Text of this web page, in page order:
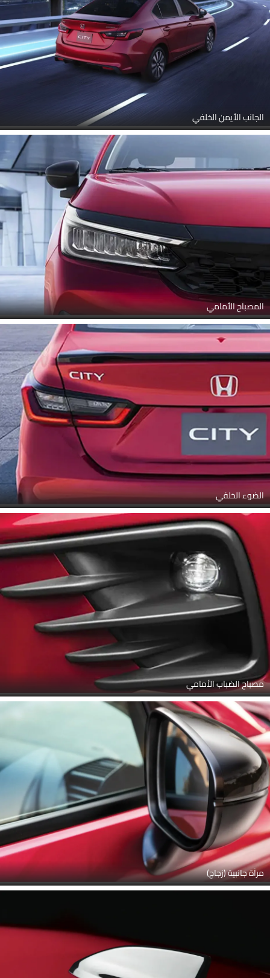
الجانب الأيمن الخلفي
المصباح الأمامي
الضوء الخلفي
مصباح الضباب الأمامي
مرآة جانبية (زجاج)